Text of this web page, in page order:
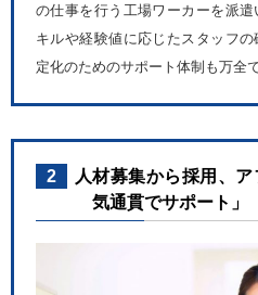
の仕事を行う工場ワーカーを派
キルや経験値に応じたスタッフ
定化のためのサポート体制も万全で
2
人材募集から採用、
気通貫でサポート」